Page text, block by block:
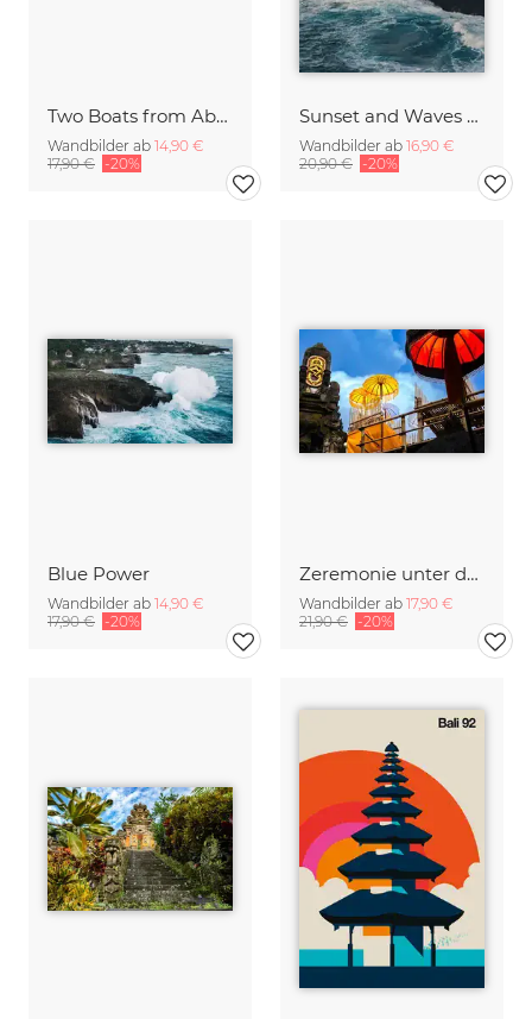
Two Boats from Above on Nusa Lembongan Bali Indonesia
Wandbilder ab 14,90 €
17,90 € -20%
Sunset and Waves on Bali Cliffs Indonesia
Wandbilder ab 16,90 €
20,90 € -20%
Blue Power
Wandbilder ab 14,90 €
17,90 € -20%
Zeremonie unter dem Himmel Balis
Wandbilder ab 17,90 €
21,90 € -20%